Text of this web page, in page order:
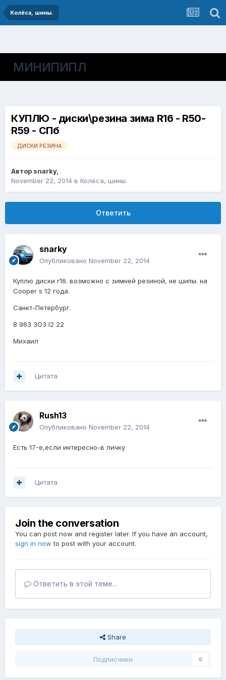
Колёса, шины.
МИНИПИПЛ
КУПЛЮ - диски\резина зима R16 - R50-
R59 - СПб
ДИСКИ РЕЗИНА
Автор snarky,
November 22, 2014 в Колёса, шины.
Ответить
snarky
Опубликовано November 22, 2014
Куплю диски r16. возможно с зимней резиной, не шипы. на
Cooper s 12 года.
Санкт-Петербург.
8 963 3O3 I2 22
Михаил
Цитата
Rush13
Опубликовано November 22, 2014
Есть 17-е,если интересно-в личку
Цитата
Join the conversation
You can post now and register later. If you have an account,
sign in now to post with your account.
Ответить в этой теме...
Share
Подписчики 0